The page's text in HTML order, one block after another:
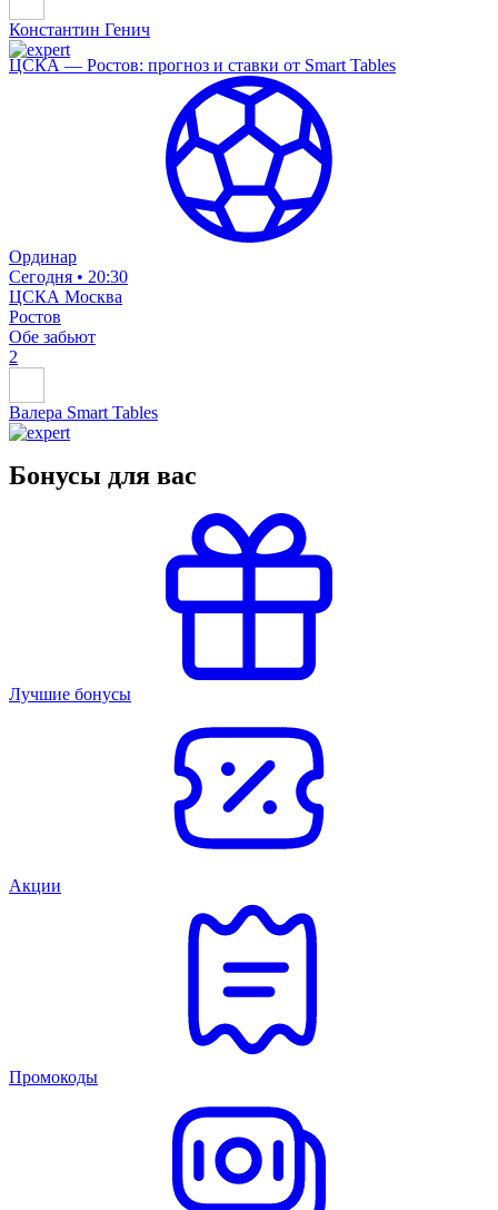
Константин Генич
ЦСКА — Ростов: прогноз и ставки от Smart Tables
Ординар
Сегодня • 20:30
ЦСКА Москва
Ростов
Обе забьют
2
Валера Smart Tables
Бонусы для вас
Лучшие бонусы
Акции
Промокоды